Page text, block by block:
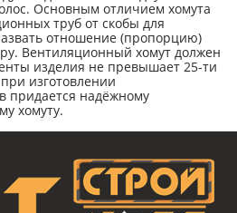
Основным отличием хомута
труб от скобы для
отношение (пропорцию)
Вентиляционный хомут должен
изделия не превышает 25-ти
изготовлении
придается надёжному
хомуту.